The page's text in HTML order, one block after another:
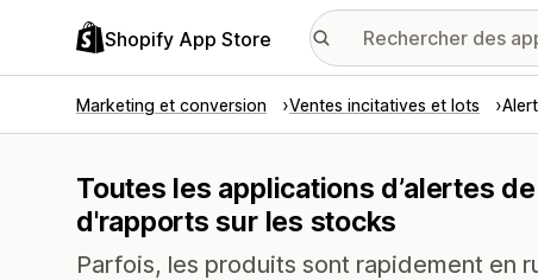
Shopify App Store
Marketing et conversion Ventes incitatives et lots
Toutes les applications d’alertes
d'rapports sur les stocks
Parfois, les produits sont rapidement en